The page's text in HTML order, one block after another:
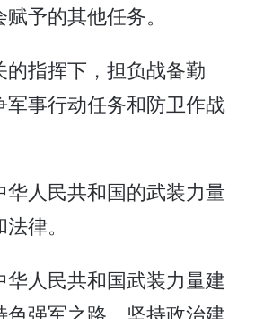
予的其他任务。
的指挥下，担负战备勤
军事行动任务和防卫作战
人民共和国的武装力量
律。
人民共和国武装力量建
强军之路，坚持政治建